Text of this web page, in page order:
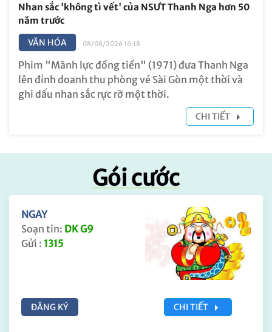
Nhan sắc 'không tì vết' của NSƯT Thanh Nga hơn 50
năm trước
VĂN HÓA 08/08/2026 16:18
Phim "Mãnh lực đồng tiền" (1971) đưa Thanh Nga
lên đỉnh doanh thu phòng vé Sài Gòn một thời và
ghi dấu nhan sắc rực rỡ một thời.
CHI TIẾT
Gói cước
NGAY
Soạn tin: DK G9
Gửi : 1315
ĐĂNG KÝ CHI TIẾT